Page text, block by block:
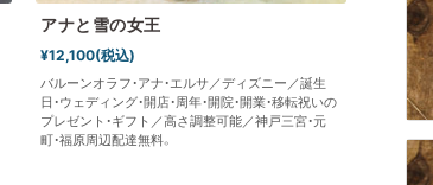
アナと雪の女王
¥12,100(税込)
バルーンオラフ・アナ・エルサ／ディズニー／誕生
日・ウェディング・開店・周年・開院・開業・移転祝いの
プレゼント・ギフト／高さ調整可能／神戸三宮・元
町・福原周辺配達無料。